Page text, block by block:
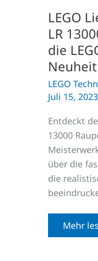
LEGO
LR
die
Neuheit
LEGO
Juli 15, 2023
Entdeckt
13000
über die
die
Mehr